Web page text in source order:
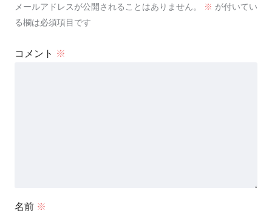
メールアドレスが公開されることはありません。 ※ が付いてい
る欄は必須項目です
コメント ※
名前 ※